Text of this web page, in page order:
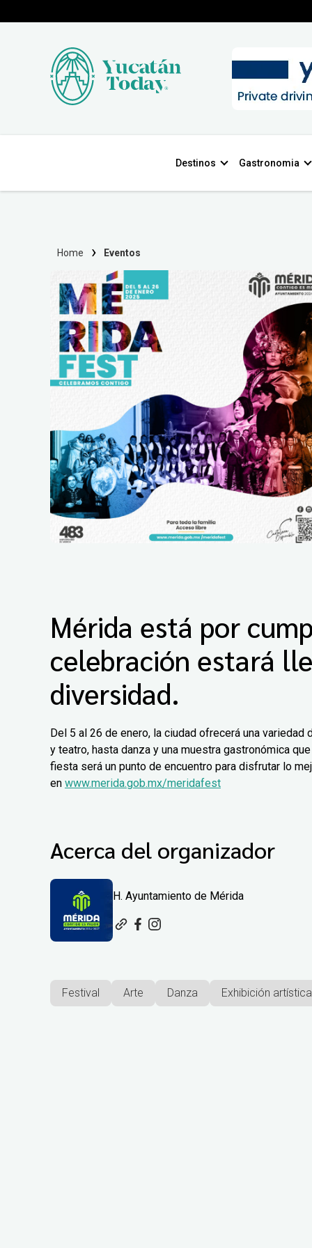
Destinos Gastronomia
Home Eventos
Mérida está por
celebración estará
diversidad.
Del 5 al 26 de enero, la ciudad ofrecerá una
y teatro, hasta danza y una muestra gastronómica
fiesta será un punto de encuentro para disfrutar lo
en www.merida.gob.mx/meridafest
Acerca del organizador
H. Ayuntamiento de Mérida
Festival Arte Danza Exhibición artística